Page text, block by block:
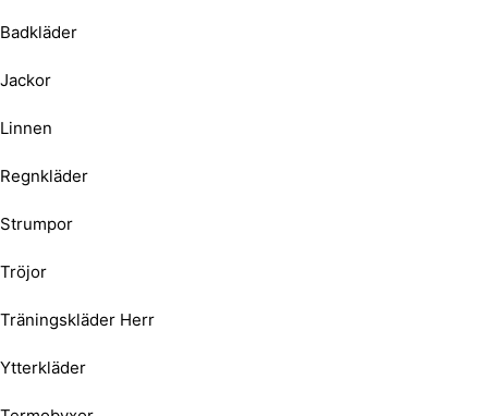
Badkläder
Jackor
Linnen
Regnkläder
Strumpor
Tröjor
Träningskläder Herr
Ytterkläder